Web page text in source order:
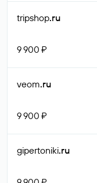
tripshop.ru
9 900 ₽
veom.ru
9 900 ₽
gipertoniki.ru